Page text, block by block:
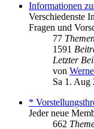
Informationen
Verschiedenste
Fragen und
77
1591
Letzter
von
Sa 1. Aug
*
Jeder neue
662